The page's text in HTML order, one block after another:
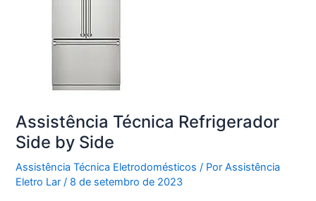
Assistência Técnica Refrigerador
Side by Side
Assistência Técnica Eletrodomésticos / PorAssistência
Eletro Lar/ 8 de setembro de 2023